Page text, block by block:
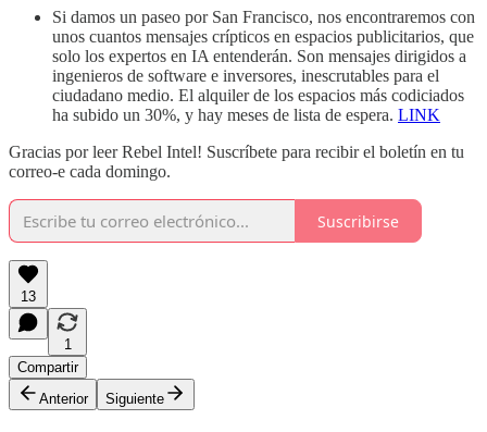
Si damos un paseo por San Francisco, nos encontraremos con
unos cuantos mensajes crípticos en espacios publicitarios, que
solo los expertos en IA entenderán. Son mensajes dirigidos a
ingenieros de software e inversores, inescrutables para el
ciudadano medio. El alquiler de los espacios más codiciados
ha subido un 30%, y hay meses de lista de espera. LINK
Gracias por leer Rebel Intel! Suscríbete para recibir el boletín en tu
correo-e cada domingo.
Suscribirse
13
1
Compartir
Anterior
Siguiente